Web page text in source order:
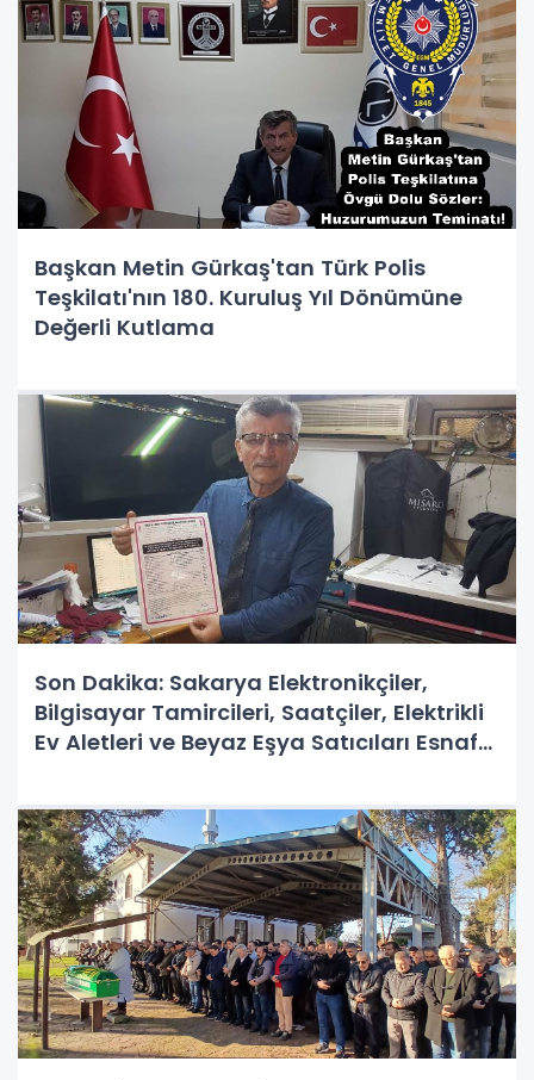
Başkan Metin Gürkaş'tan Türk Polis
Teşkilatı'nın 180. Kuruluş Yıl Dönümüne
Değerli Kutlama
Son Dakika: Sakarya Elektronikçiler,
Bilgisayar Tamircileri, Saatçiler, Elektrikli
Ev Aletleri ve Beyaz Eşya Satıcıları Esnaf